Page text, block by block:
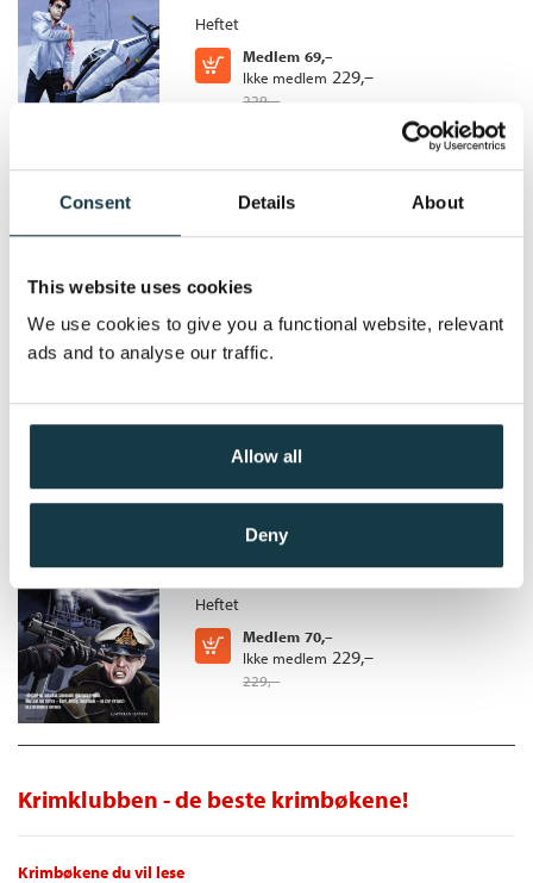
Consent Details About
This website uses cookies
We use cookies to give you a functional website, relevant
ads and to analyse our traffic.
Allow all
Deny
Oversatt av:
Hartun, Per A.
Heftet
Medlem 69,–
Ikke medlem 229,–
229,–
Kjøp
Alistair MacLean
Heftet
Medlem
Ikke medlem
Kjøp
Alistair MacLean
Heftet
Medlem 70,–
Ikke medlem 229,–
229,–
Kjøp
Krimklubben - de beste krimbøkene!
Krimbøkene du vil lese